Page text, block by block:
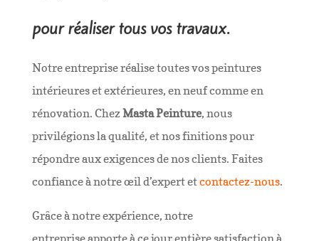
pour réaliser tous vos travaux.
Notre entreprise réalise toutes vos peintures
intérieures et extérieures, en neuf comme en
rénovation. ChezMasta Peinture, nous
privilégions la qualité, et nos finitions pour
répondre aux exigences de nos clients. Faites
confiance à notre œil d’expert etcontactez-nous.
Grâce à notre expérience, notre
entreprise apporte à ce jour entière satisfaction à